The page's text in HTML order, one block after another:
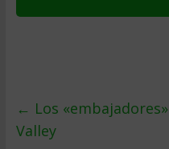
← Los
Valley